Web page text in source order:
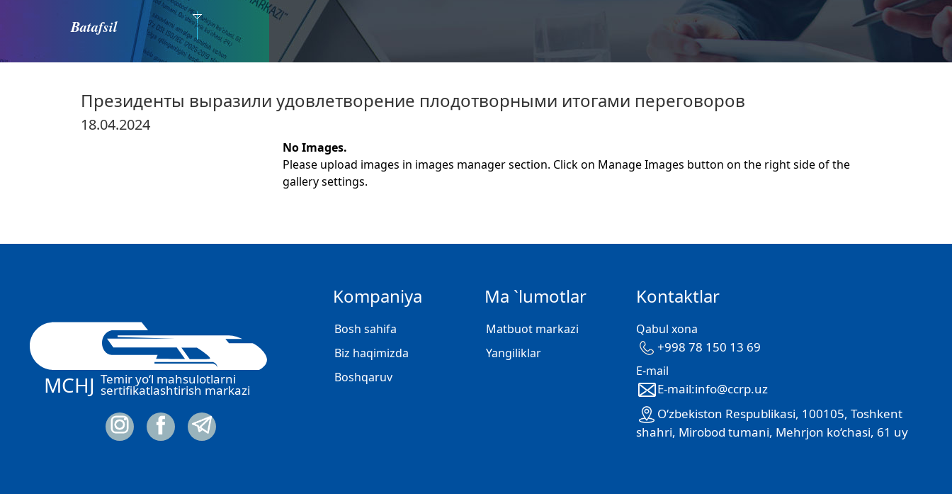
Batafsil
Президенты выразили удовлетворение плодотворными итогами переговоров
18.04.2024
No Images.
Please upload images in images manager section. Click on Manage Images button on the right side of the
gallery settings.
MCHJ Temir yo‘l mahsulotlarni
sertifikatlashtirish markazi
Kompaniya
Bosh sahifa
Biz haqimizda
Boshqaruv
Ma `lumotlar
Matbuot markazi
Yangiliklar
Kontaktlar
Qabul xona
+998 78 150 13 69
E-mail
E-mail:info@ccrp.uz
O‘zbekiston Respublikasi, 100105, Toshkent
shahri, Mirobod tumani, Mehrjon ko‘chasi, 61 uy